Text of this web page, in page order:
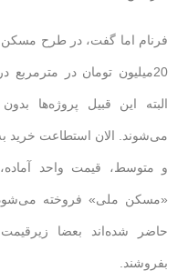
فرنام اما گفت، در طرح
20‌میلیون تومان در
البته این قبیل پروژه‌ها
می‌شوند. الان استطاعت
«مسکن ملی» فروخته می‌شود.
حاضر شده‌اند بعضا
بفروشند.